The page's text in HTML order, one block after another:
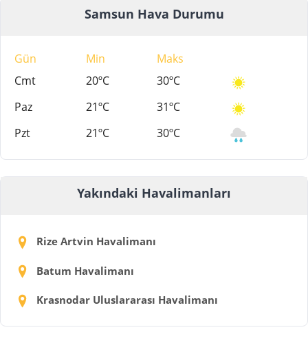
Samsun Hava Durumu
Gün Min
Maks
Cmt
20ºC
30ºC
Paz
21ºC
31ºC
Pzt
21ºC 30ºC
Yakındaki Havalimanları
Rize Artvin Havalimanı
Batum Havalimanı
Krasnodar Uluslararası Havalimanı